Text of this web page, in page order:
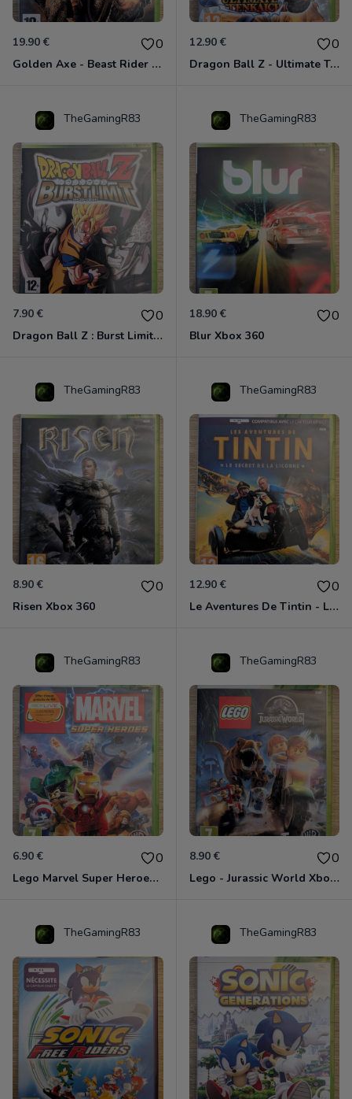
19.90 € 0
Golden Axe - Beast Rider Xbox 360
12.90 € 0
Dragon Ball Z - Ultimate Tenkaichi Xbox 360
TheGamingR83
7.90 € 0
Dragon Ball Z : Burst Limit Xbox 360
TheGamingR83
18.90 € 0
Blur Xbox 360
TheGamingR83
8.90 € 0
Risen Xbox 360
TheGamingR83
12.90 € 0
Le Aventures De Tintin - Le Secret De La Licorne Xbox 360
TheGamingR83
6.90 € 0
Lego Marvel Super Heroes Xbox 360
TheGamingR83
8.90 € 0
Lego - Jurassic World Xbox 360
TheGamingR83 TheGamingR83